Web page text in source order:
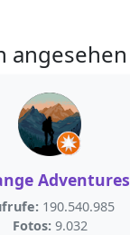
angesehen
Adventures
190.540.985
Fotos: 9.032